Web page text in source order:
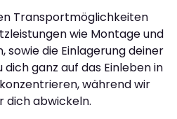
Transportmöglichkeiten
wie Montage und
sowie die Einlagerung deiner
dich ganz auf das Einleben in
während wir
dich abwickeln.